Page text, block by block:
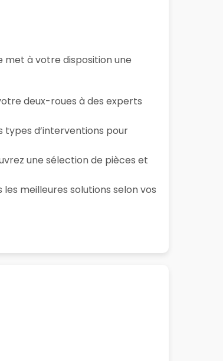
met à votre disposition une
deux-roues à des experts
types d’interventions pour
une sélection de pièces et
meilleures solutions selon vos